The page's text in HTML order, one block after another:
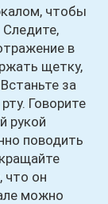
чтобы
в
щетку,
за
Говорите
рукой
поводить
что он
можно